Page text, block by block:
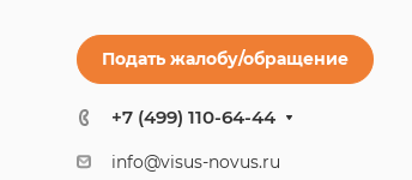
Подать жалобу/обращение
+7 (499) 110-64-44
info@visus-novus.ru